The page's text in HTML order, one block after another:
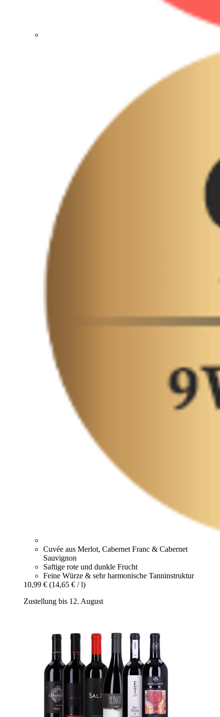
Cuvée aus Merlot, Cabernet Franc & Cabernet
Sauvignon
Saftige rote und dunkle Frucht
Feine Würze & sehr harmonische Tanninstruktur
10,99 € (14,65 € / l)
Zustellung bis 12. August